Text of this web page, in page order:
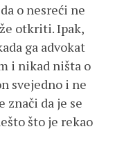
o nesreći ne
otkriti. Ipak,
ga advokat
i nikad ništa o
svejedno i ne
znači da je se
što je rekao